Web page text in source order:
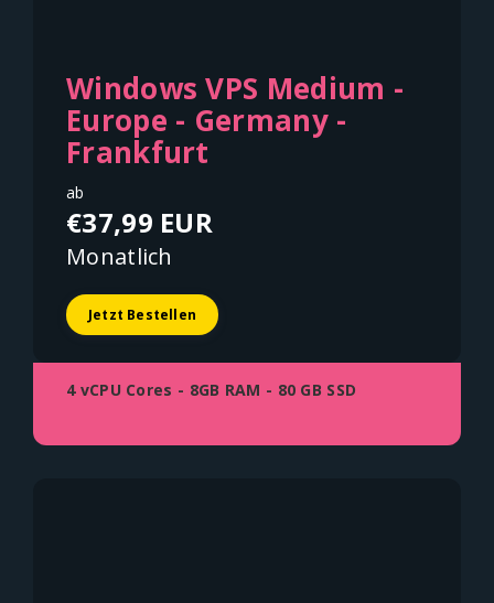
Windows VPS Medium -
Europe - Germany -
Frankfurt
ab
€37,99 EUR
Monatlich
Jetzt Bestellen
4 vCPU Cores - 8GB RAM - 80 GB SSD